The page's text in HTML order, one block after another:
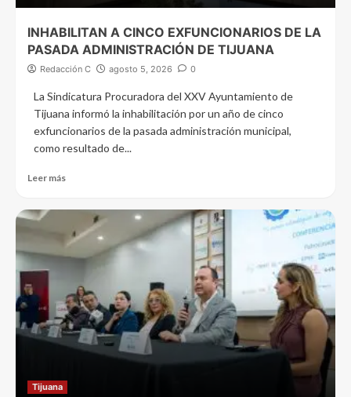
INHABILITAN A CINCO EXFUNCIONARIOS DE LA
PASADA ADMINISTRACIÓN DE TIJUANA
Redacción C agosto 5, 2026 0
La Sindicatura Procuradora del XXV Ayuntamiento de
Tijuana informó la inhabilitación por un año de cinco
exfuncionarios de la pasada administración municipal,
como resultado de...
Leer más
Tijuana